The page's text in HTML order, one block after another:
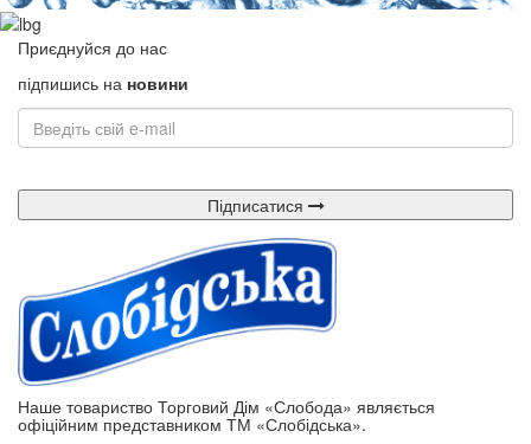
Приєднуйся до нас
підпишись на новини
Підписатися
Наше товариство Торговий Дім «Слобода» являється
офіційним представником ТМ «Слобідська».